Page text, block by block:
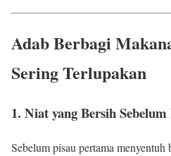
Adab Berbagi
Sering Terlupakan
1. Niat yang Bersih
Sebelum pisau pertama menyentuh